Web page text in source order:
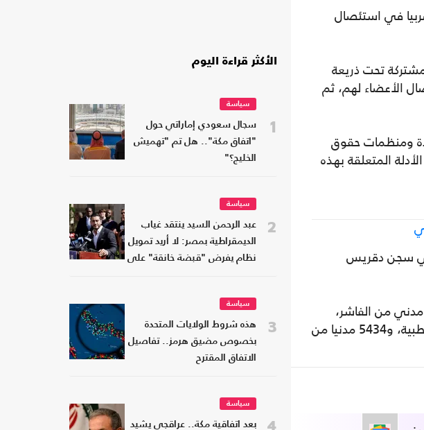
في استئصال
تحت ذريعة
الأعضاء لهم، ثم
ومنظمات حقوق
المتعلقة بهذه
و800 محتجز وأسير حرب في سجن دقريس
وأضافت أن المحتجزين يضمون 3795 من أفراد القوات المسلحة السودانية، و5000 مدني من الفاشر،
و4270 من ضباط الشرطة، و544 من عناصر جهاز المخابرات العامة، و73 من الكوادر الطبية، و5434 مدنيا من
الأكثر قراءة اليوم
1
سياسة
سجال سعودي إماراتي حول
"اتفاق مكة".. هل تم "تهميش
الخليج؟"
2
سياسة
عبد الرحمن السيد ينتقد غياب
الديمقراطية بمصر: لا أريد تمويل
نظام يفرض "قبضة خانقة" على
3
سياسة
هذه شروط الولايات المتحدة
بخصوص مضيق هرمز.. تفاصيل
الاتفاق المقترح
4
سياسة
بعد اتفاقية مكة.. عراقجي يشيد